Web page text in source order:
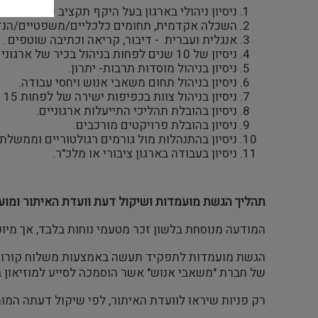
ניסיון ניהולי בארגון בעל היקף תקציב של מעל 50 מיליון ₪ בשנה.
השכלה אקדמית, תחומים כלכליים/משפטיים/
אנגלית ועברית - דיבור, קריאה וכתיבה שוטפים .
ניסיון של 10 שנים לפחות בניהול בכיר של ארגונים ו/או תחומי תפעול, תקציבים ופרויקטים, מתוכן 5 במהלך השנים האחרונות.
ניסיון בניהול מוסדות תרבות- יתרון.
ניסיון בניהול תחום משאבי אנוש ויחסי עבודה.
ניסיון בניהול צוות בכפיפות ישירה של לפחות 15 מנהלים בדרגות שונות.
ניסיון בהובלת תהליכי התייעלות ארגוניים.
ניסיון בהובלת פרויקטים מורכבים.
ניסיון בהתנהלות מול גורמים רגולטוריים
ניסיון בעבודה בארגון ציבורי או מלכ"ר.
תהליך הגשת מועמדות ושיקול דעת וועדת האיתור
המודעה מנוסחת בלשון זכר מטעמי נוחות בלבד, אך
הגשת מועמדות לתפקיד תעשה באמצעות משלוח
של חברת "משאבי אנוש" אשר הוסמכה לסייע למוזיאון
רק פניות שיראו לוועדת האיתור, לפי שיקול דעתה